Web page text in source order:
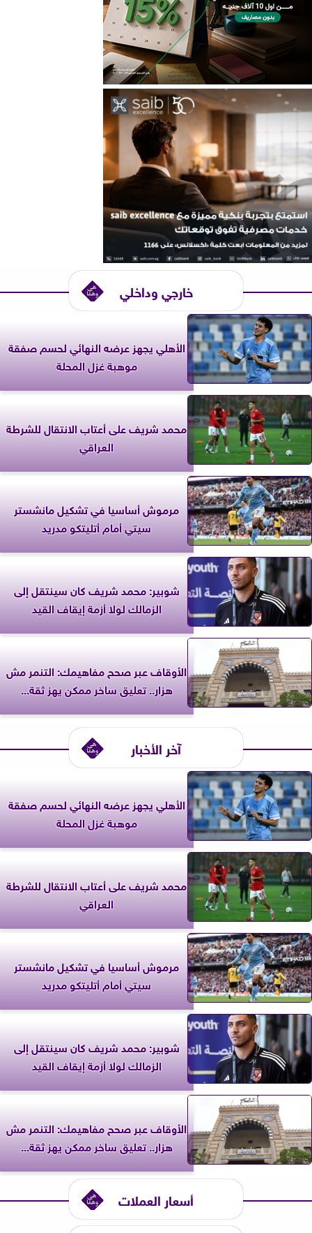
خارجي وداخلي
الأهلي يجهز عرضه النهائي لحسم صفقة
موهبة غزل المحلة
محمد شريف على أعتاب الانتقال للشرطة
العراقي
مرموش أساسيا في تشكيل مانشستر
سيتي أمام أتليتكو مدريد
شوبير: محمد شريف كان سينتقل إلى
الزمالك لولا أزمة إيقاف القيد
الأوقاف عبر صحح مفاهيمك: التنمر مش
هزار.. تعليق ساخر ممكن يهز ثقة...
آخر الأخبار
الأهلي يجهز عرضه النهائي لحسم صفقة
موهبة غزل المحلة
محمد شريف على أعتاب الانتقال للشرطة
العراقي
مرموش أساسيا في تشكيل مانشستر
سيتي أمام أتليتكو مدريد
شوبير: محمد شريف كان سينتقل إلى
الزمالك لولا أزمة إيقاف القيد
الأوقاف عبر صحح مفاهيمك: التنمر مش
هزار.. تعليق ساخر ممكن يهز ثقة...
أسعار العملات